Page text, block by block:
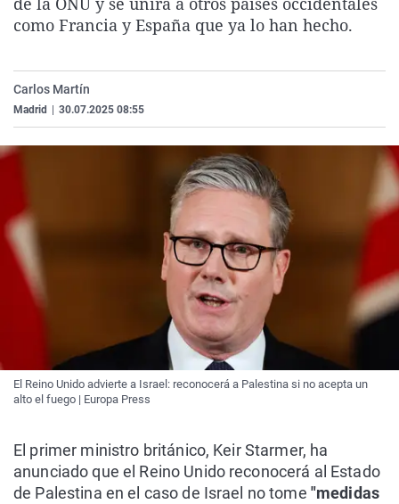
La rosa de los vientos
Como el perro y el
Caso
Equipo de
Extremadura
La Rioja
Virales
Elecciones
como Francia y España que ya lo han hecho.
Carlos Martín
Madrid 30.07.2025 08:55
El Reino Unido advierte a Israel: reconocerá a Palestina si no acepta un
alto el fuego | Europa Press
El primer ministro británico, Keir Starmer, ha
anunciado que el Reino Unido reconocerá al Estado
de Palestina en el caso de Israel no tome "medidas